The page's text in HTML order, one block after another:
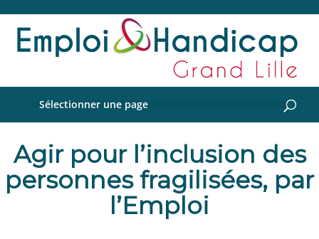
Sélectionner une page
Agir pour l’inclusion des
personnes fragilisées, par
l’Emploi